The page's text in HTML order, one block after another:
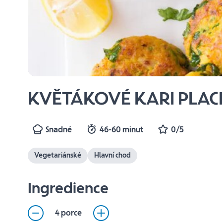
KVĚTÁKOVÉ KARI
Snadné 46-60 minut 0/5
Vegetariánské Hlavní chod
Ingredience
4 porce